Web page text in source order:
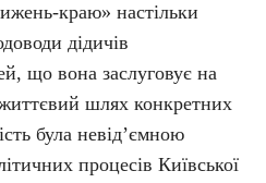
краю» настільки
дідичів
що вона заслуговує на
шлях конкретних
була невід’ємною
процесів Київської